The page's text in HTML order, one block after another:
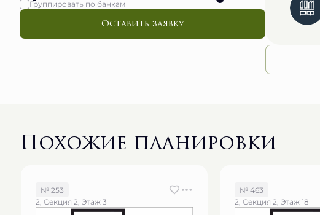
Группировать по банкам
Оставить заявку
Похожие планировки
№ 253
2, Секция 2, Этаж 3
№ 463
2, Секция 2, Этаж 18